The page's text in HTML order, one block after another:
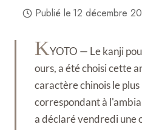
Publié le 12 décembre
KYOTO — Le kanji
ours, a été choisi cette
caractère chinois le
correspondant à
a déclaré vendredi une